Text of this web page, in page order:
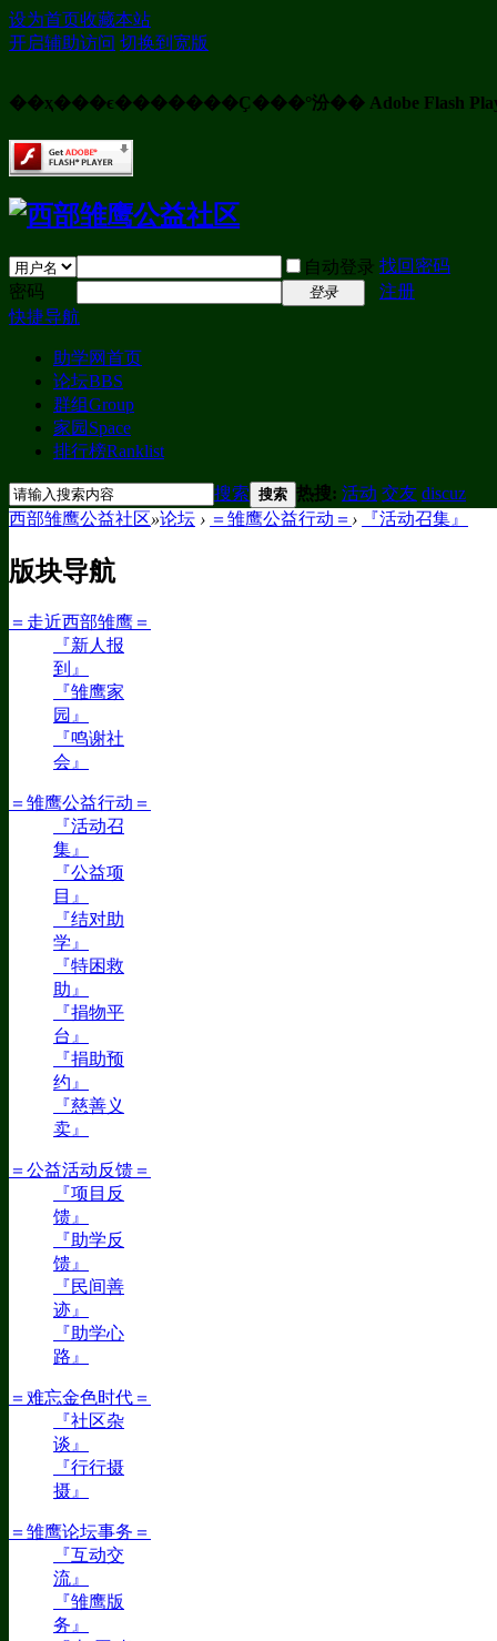
设为首页收藏本站
开启辅助访问 切换到宽版
��ҳ���ϵ�������Ҫ���°汾�� Adobe Flash
自动登录 找回密码
密码
登录
注册
快捷导航
助学网首页
论坛BBS
群组Group
家园 Space
排行榜Ranklist
搜索 搜索 热搜: 活动 交友 discuz
西部雏鹰公益社区»论坛 › ＝雏鹰公益行动＝ › 『活动召集』
版块导航
＝走近西部雏鹰＝
『新人报
到』
『雏鹰家
园』
『鸣谢社
会』
＝雏鹰公益行动＝
『活动召
集』
『公益项
目』
『结对助
学』
『特困救
助』
『捐物平
台』
『捐助预
约』
『慈善义
卖』
＝公益活动反馈＝
『项目反
馈』
『助学反
馈』
『民间善
迹』
『助学心
路』
＝难忘金色时代＝
『社区杂
谈』
『行行摄
摄』
＝雏鹰论坛事务＝
『互动交
流』
『雏鹰版
务』